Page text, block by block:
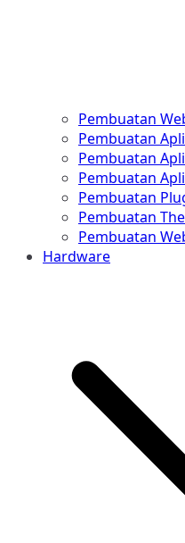
Pembuatan
Pembuatan
Pembuatan
Pembuatan
Pembuatan
Pembuatan
Pembuatan
Hardware